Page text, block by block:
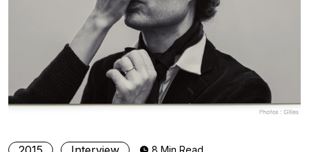
8 Min Read